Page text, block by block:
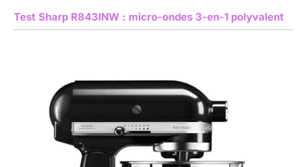
Test Sharp R843INW : micro-ondes 3-en-1 polyvalent